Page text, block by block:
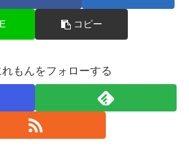
コピー
もんをフォローする